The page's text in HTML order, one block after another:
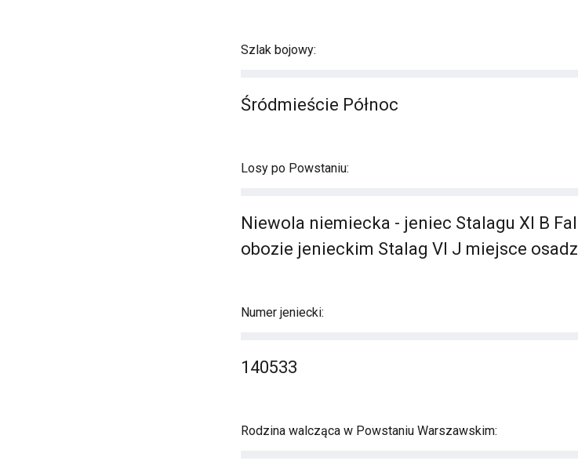
Szlak bojowy:
Śródmieście Północ
Losy po Powstaniu:
Niewola niemiecka - jeniec Stalagu XI B
obozie jenieckim Stalag VI J miejsce
Numer jeniecki:
140533
Rodzina walcząca w Powstaniu Warszawskim: